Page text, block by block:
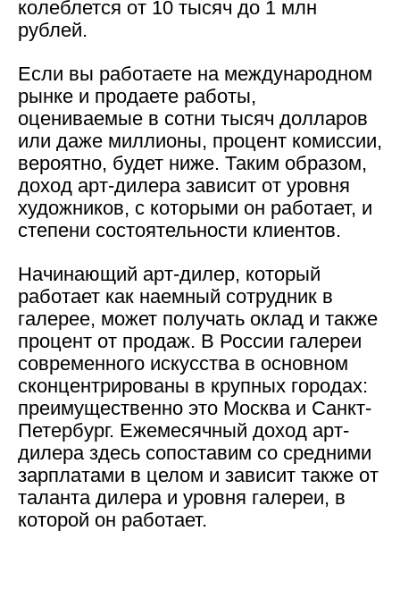
колеблется от 10 тысяч до 1 млн
рублей.
Если вы работаете на международном
рынке и продаете работы,
оцениваемые в сотни тысяч долларов
или даже миллионы, процент комиссии,
вероятно, будет ниже. Таким образом,
доход арт-дилера зависит от уровня
художников, с которыми он работает, и
степени состоятельности клиентов.
Начинающий арт-дилер, который
работает как наемный сотрудник в
галерее, может получать оклад и также
процент от продаж. В России галереи
современного искусства в основном
сконцентрированы в крупных городах:
преимущественно это Москва и Санкт-
Петербург. Ежемесячный доход арт-
дилера здесь сопоставим со средними
зарплатами в целом и зависит также от
таланта дилера и уровня галереи, в
которой он работает.